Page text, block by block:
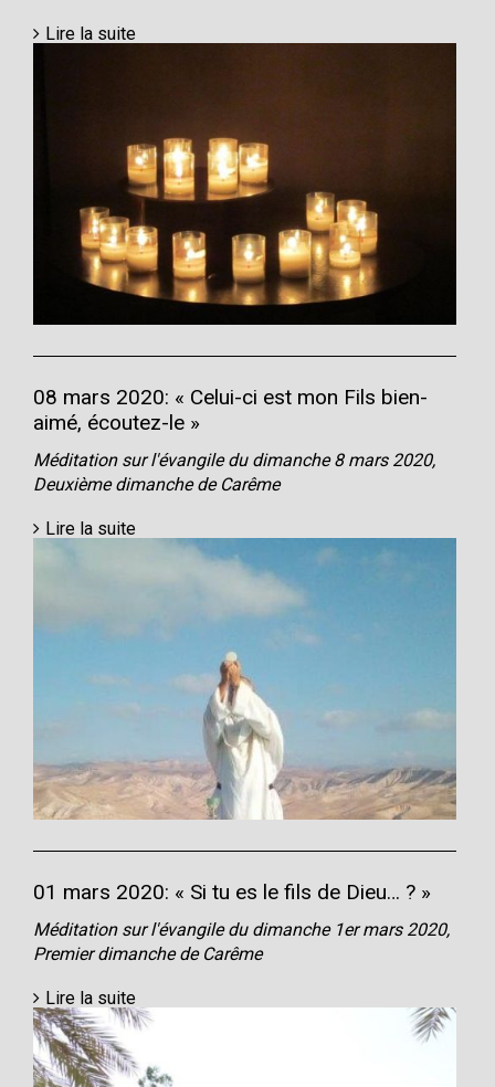
Lire la suite
08 mars 2020: « Celui-ci est mon Fils bien-
aimé, écoutez-le »
Méditation sur l'évangile du dimanche 8 mars 2020,
Deuxième dimanche de Carême
Lire la suite
01 mars 2020: « Si tu es le fils de Dieu… ? »
Méditation sur l'évangile du dimanche 1er mars 2020,
Premier dimanche de Carême
Lire la suite